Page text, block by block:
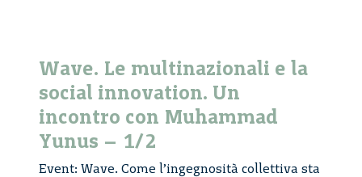
Wave. Le multinazionali e la
social innovation. Un
incontro con Muhammad
Yunus – 1/2
Event: Wave. Come l’ingegnosità collettiva sta